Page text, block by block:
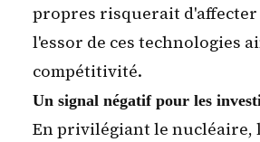
propres risquerait
l'essor de ces technologies
compétitivité.
Un signal négatif pour les
En privilégiant le nucléaire,